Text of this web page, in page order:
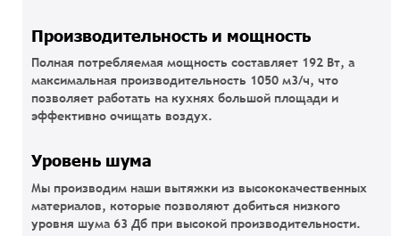
Производительность и мощность
Полная потребляемая мощность составляет 192 Вт, а
максимальная производительность 1050 м3/ч, что
позволяет работать на кухнях большой площади и
эффективно очищать воздух.
Уровень шума
Мы производим наши вытяжки из высококачественных
материалов, которые позволяют добиться низкого
уровня шума 63 Дб при высокой производительности.